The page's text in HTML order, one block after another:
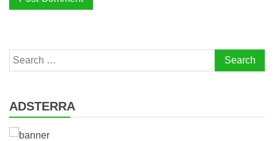
Search
for:
ADSTERRA